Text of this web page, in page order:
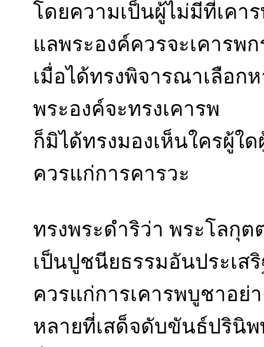
โดยความเป็นผู้ไม่มีที่เคา
แลพระองค์ควรจะเคารพ
เมื่อได้ทรงพิจารณาเลือ
พระองค์จะทรงเคารพ
ก็มิได้ทรงมองเห็นใครผู้ใ
ควรแก่การคารวะ
ทรงพระดำริว่า พระโลกุ
เป็นปูชนียธรรมอันประเส
ควรแก่การเคารพบูชาอย่
หลายที่เสด็จดับขันธ์ปรินิ